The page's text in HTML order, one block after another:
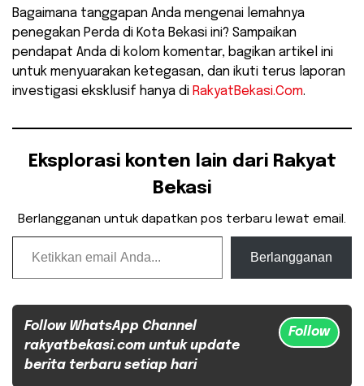
​Bagaimana tanggapan Anda mengenai lemahnya
penegakan Perda di Kota Bekasi ini? Sampaikan
pendapat Anda di kolom komentar, bagikan artikel ini
untuk menyuarakan ketegasan, dan ikuti terus laporan
investigasi eksklusif hanya di RakyatBekasi.Com.
Eksplorasi konten lain dari Rakyat
Bekasi
Berlangganan untuk dapatkan pos terbaru lewat email.
Ketikkan email Anda...
Berlangganan
Follow WhatsApp Channel
rakyatbekasi.com untuk update
berita terbaru setiap hari
Follow